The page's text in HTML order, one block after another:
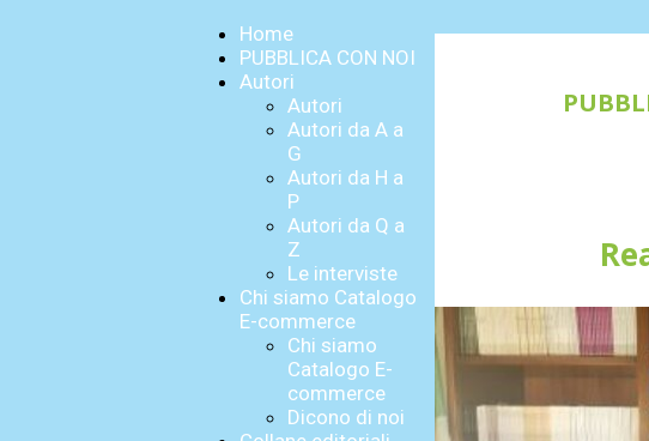
Home
PUBBLICA CON NOI
Autori
Autori
Autori da A a
G
Autori da H a
P
Autori da Q a
Z
Le interviste
Chi siamo Catalogo
E-commerce
Chi siamo
Catalogo E-
commerce
Dicono di noi